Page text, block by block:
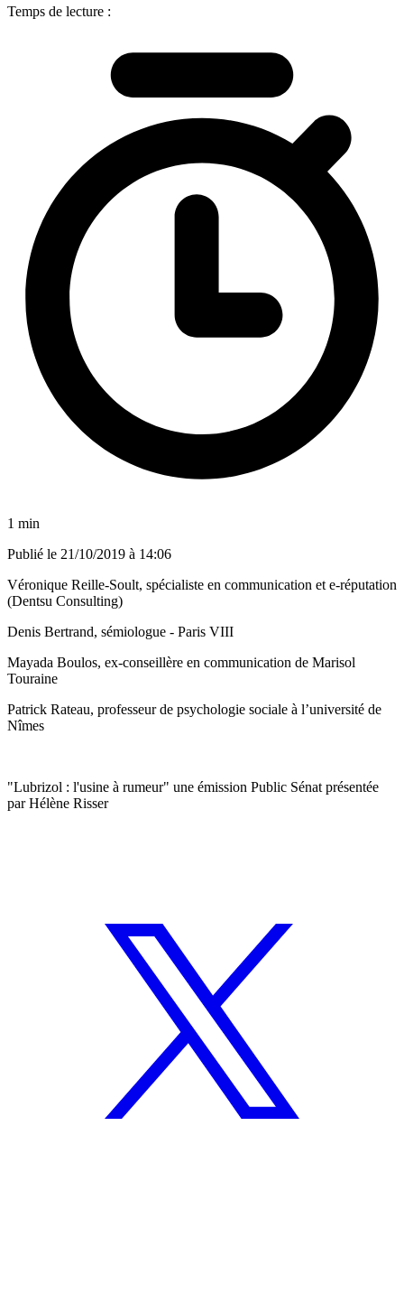
Temps de lecture :
1 min
Publié le 21/10/2019 à 14:06
Véronique Reille-Soult, spécialiste en communication et e-réputation
(Dentsu Consulting)
Denis Bertrand, sémiologue - Paris VIII
Mayada Boulos, ex-conseillère en communication de Marisol
Touraine
Patrick Rateau, professeur de psychologie sociale à l’université de
Nîmes
"Lubrizol : l'usine à rumeur" une émission Public Sénat présentée
par Hélène Risser